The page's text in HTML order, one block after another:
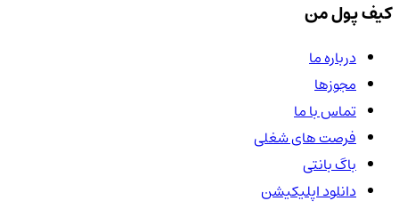
کیف پول من
درباره ما
مجوزها
تماس با ما
فرصت های شغلی
باگ بانتی
دانلود اپلیکیشن